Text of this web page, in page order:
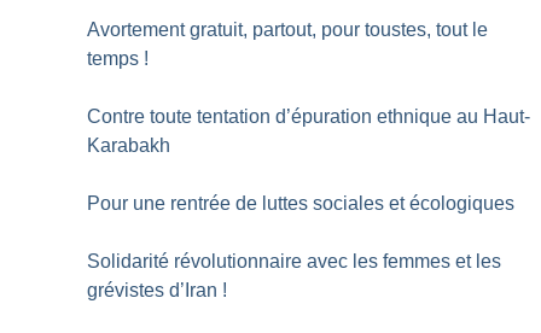
Avortement gratuit, partout, pour toustes, tout le
temps !
Contre toute tentation d’épuration ethnique au Haut-
Karabakh
Pour une rentrée de luttes sociales et écologiques
Solidarité révolutionnaire avec les femmes et les
grévistes d’Iran !